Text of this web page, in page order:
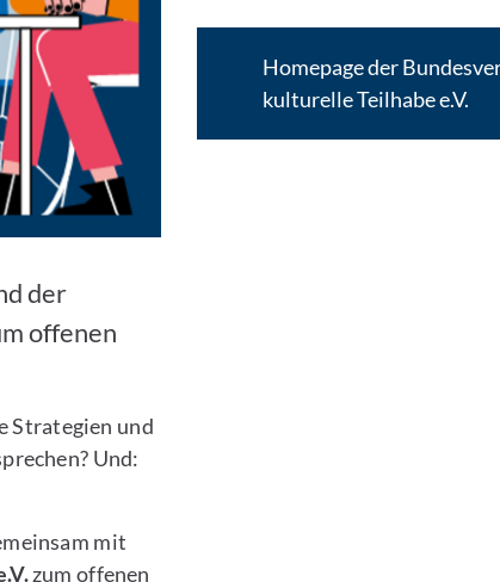
der
offenen
Strategien und
Und:
mit
zum offenen
Homepage der
kulturelle Teilhabe e.V.